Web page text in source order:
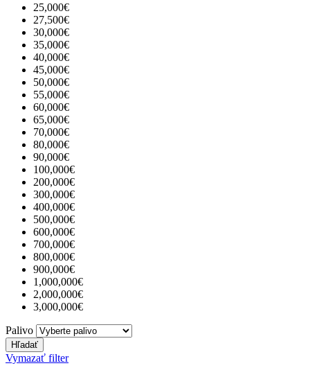
25,000€
27,500€
30,000€
35,000€
40,000€
45,000€
50,000€
55,000€
60,000€
65,000€
70,000€
80,000€
90,000€
100,000€
200,000€
300,000€
400,000€
500,000€
600,000€
700,000€
800,000€
900,000€
1,000,000€
2,000,000€
3,000,000€
Palivo
Hľadať
Vymazať filter